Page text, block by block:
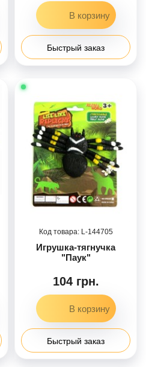
Быстрый заказ
144705
Игрушка-тягнучка
"Паук"
104 грн.
Быстрый заказ